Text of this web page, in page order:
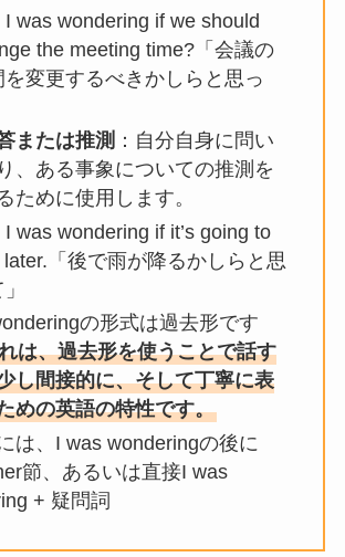
I was wondering if we should
the meeting time?「会議の
を変更するべきかしらと思っ
または推測 ：自分自身に問い
、ある事象についての推測を
ために使用します。
I was wondering if it’s going to
later.「後で雨が降るかしらと思
の形式は過去形です
は、過去形を使うことで話す
し間接的に、そして丁寧に表
めの英語の特性です。
は、I was wonderingの後に
節、あるいは直接I was
+ 疑問詞